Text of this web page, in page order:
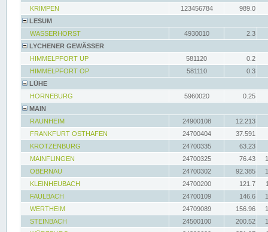
KRIMPEN
123456784
989.0
LESUM
WASSERHORST
4930010
2.3
LYCHENER GEWÄSSER
HIMMELPFORT UP
581120
0.2
HIMMELPFORT OP
581110
0.3
LÜHE
HORNEBURG
5960020
0.25
MAIN
RAUNHEIM
24900108
12.213
FRANKFURT OSTHAFEN
24700404
37.591
KROTZENBURG
24700335
63.23
MAINFLINGEN
24700325 76.43
OBERNAU
24700302 92.385
KLEINHEUBACH
24700200 121.7
FAULBACH
24700109 146.6
WERTHEIM
24709089 156.96
STEINBACH
24500100 200.52